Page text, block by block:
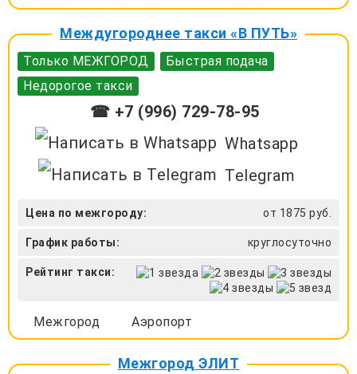
Междугороднее такси «В ПУТЬ»
Только МЕЖГОРОД
Быстрая подача
Недорогое такси
☎ +7 (996) 729-78-95
Whatsapp
Telegram
Цена по межгороду: от 1875 руб.
График работы: круглосуточно
Рейтинг такси:
Межгород Аэропорт
Межгород ЭЛИТ